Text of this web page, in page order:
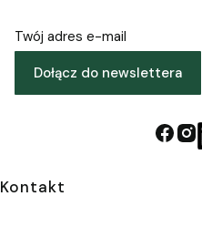
Twój adres e-mail
Dołącz do newslettera
Linki w stopce
Kontakt